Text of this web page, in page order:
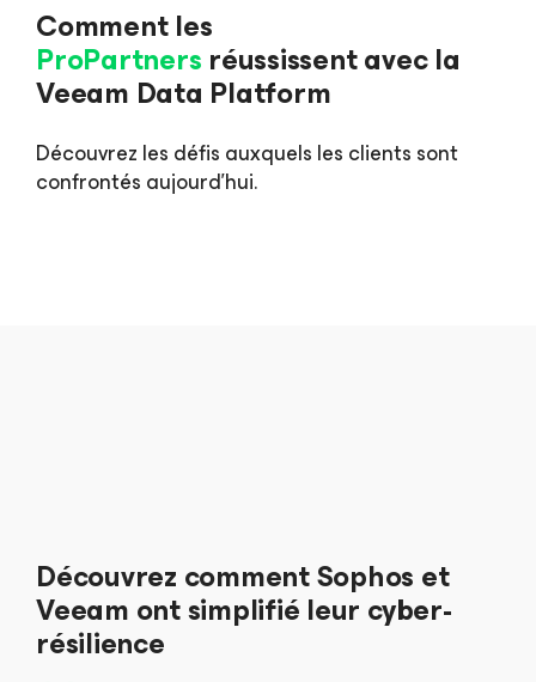
Comment les
ProPartners réussissent avec la
Veeam Data Platform
Découvrez les défis auxquels les clients sont
confrontés aujourd’hui.
Découvrez comment Sophos et
Veeam ont simplifié leur cyber-
résilience